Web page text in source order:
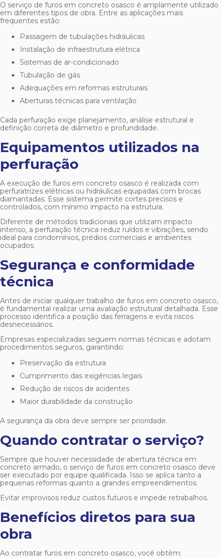
O serviço de furos em concreto osasco é amplamente utilizado
em diferentes tipos de obra. Entre as aplicações mais
frequentes estão:
Passagem de tubulações hidráulicas
Instalação de infraestrutura elétrica
Sistemas de ar-condicionado
Tubulação de gás
Adequações em reformas estruturais
Aberturas técnicas para ventilação
Cada perfuração exige planejamento, análise estrutural e
definição correta de diâmetro e profundidade.
Equipamentos utilizados na
perfuração
A execução de furos em concreto osasco é realizada com
perfuratrizes elétricas ou hidráulicas equipadas com brocas
diamantadas. Esse sistema permite cortes precisos e
controlados, com mínimo impacto na estrutura.
Diferente de métodos tradicionais que utilizam impacto
intenso, a perfuração técnica reduz ruídos e vibrações, sendo
ideal para condomínios, prédios comerciais e ambientes
ocupados.
Segurança e conformidade
técnica
Antes de iniciar qualquer trabalho de furos em concreto osasco,
é fundamental realizar uma avaliação estrutural detalhada. Esse
processo identifica a posição das ferragens e evita riscos
desnecessários.
Empresas especializadas seguem normas técnicas e adotam
procedimentos seguros, garantindo:
Preservação da estrutura
Cumprimento das exigências legais
Redução de riscos de acidentes
Maior durabilidade da construção
A segurança da obra deve sempre ser prioridade.
Quando contratar o serviço?
Sempre que houver necessidade de abertura técnica em
concreto armado, o serviço de furos em concreto osasco deve
ser executado por equipe qualificada. Isso se aplica tanto a
pequenas reformas quanto a grandes empreendimentos.
Evitar improvisos reduz custos futuros e impede retrabalhos.
Benefícios diretos para sua
obra
Ao contratar furos em concreto osasco, você obtém: